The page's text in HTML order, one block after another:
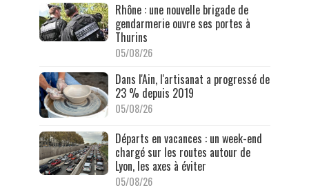
Rhône : une nouvelle brigade de
gendarmerie ouvre ses portes à
Thurins
05/08/26
Dans l'Ain, l'artisanat a progressé de
23 % depuis 2019
05/08/26
Départs en vacances : un week-end
chargé sur les routes autour de
Lyon, les axes à éviter
05/08/26